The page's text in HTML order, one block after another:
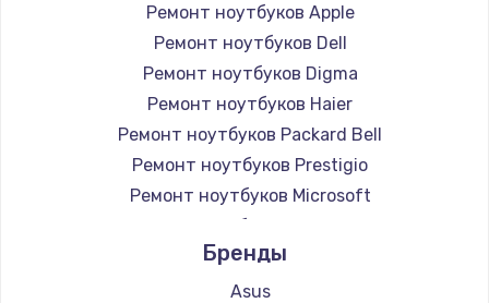
Ремонт ноутбуков Apple
Ремонт ноутбуков Dell
Ремонт ноутбуков Digma
Ремонт ноутбуков Haier
Ремонт ноутбуков Packard Bell
Ремонт ноутбуков Prestigio
Ремонт ноутбуков Microsoft
Ремонт ноутбуков Alienware
Ремонт ноутбуков Aquarius
Ремонт ноутбуков Gigabyte
Бренды
Asus